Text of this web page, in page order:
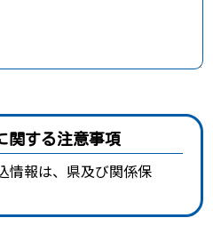
関する注意事項
情報は、県及び関係保